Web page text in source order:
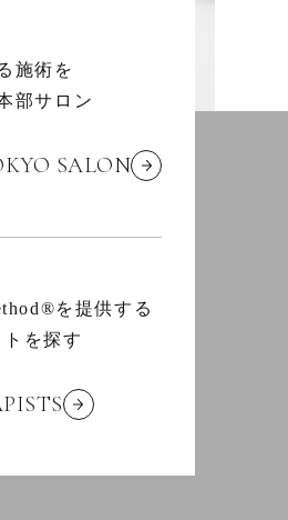
施術を
部サロン
TOKYO SALON
を提供する
を探す